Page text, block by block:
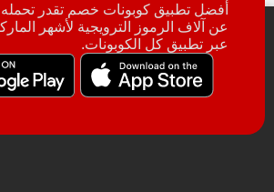
أفضل تطبيق كوبونات خصم تقدر
عن آلاف الرموز الترويجية لأشهر
عبر تطبيق كل الكوبونات.